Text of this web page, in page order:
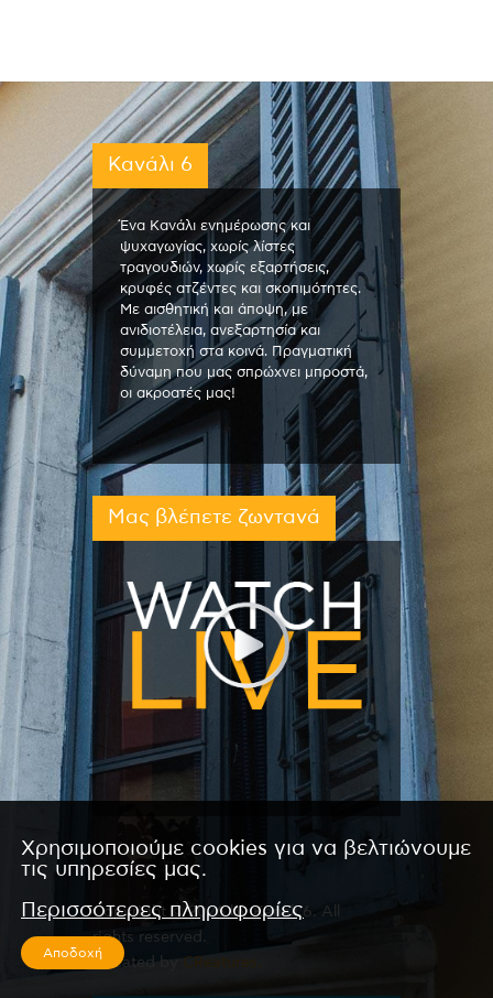
Κανάλι 6
Ένα Κανάλι ενημέρωσης και
ψυχαγωγίας, χωρίς λίστες
τραγουδιών, χωρίς εξαρτήσεις,
κρυφές ατζέντες και σκοπιμότητες.
Με αισθητική και άποψη, με
ανιδιοτέλεια, ανεξαρτησία και
συμμετοχή στα κοινά. Πραγματική
δύναμη που μας σπρώχνει μπροστά,
οι ακροατές μας!
Μας βλέπετε ζωντανά
Copyright © 2026 by Kanali 6. All
rights reserved.
CReated by CReatures.
Χρησιμοποιούμε cookies για να βελτιώνουμε
τις υπηρεσίες μας.
Περισσότερες πληροφορίες
Αποδοχή